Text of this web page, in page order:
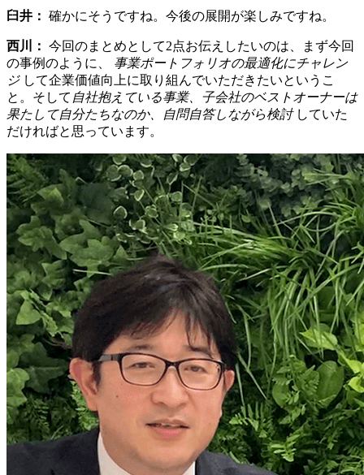
臼井： 確かにそうですね。今後の展開が楽しみですね。
西川： 今回のまとめとして2点お伝えしたいのは、まず今回
の事例のように、 事業ポートフォリオの最適化にチャレン
ジして企業価値向上に取り組んでいただきたいというこ
と。そして 自社抱えている事業、子会社のベストオーナーは
果たして自分たちなのか、自問自答しながら検討していた
だければと思っています。